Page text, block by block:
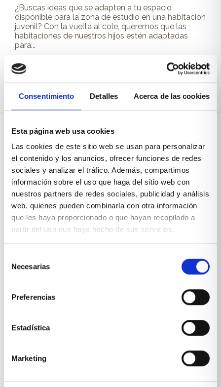
Consentimiento Detalles Acerca de las cookies
Esta página web usa cookies
Las cookies de este sitio web se usan para personalizar
el contenido y los anuncios, ofrecer funciones de redes
sociales y analizar el tráfico. Además, compartimos
información sobre el uso que haga del sitio web con
nuestros partners de redes sociales, publicidad y análisis
web, quienes pueden combinarla con otra información
que les haya proporcionado o que hayan recopilado a
partir del uso que haya hecho de sus servicios.
Necesarias
Preferencias
Estadística
Marketing
¿Buscas ideas que se adapten a tu espacio
disponible para la zona de estudio en una habitación
juvenil? Con la vuelta al cole, queremos que las
habitaciones de nuestros hijos estén adaptadas
para...
Leer más
Sobre Xíkara
Inicio
Blog
Reseñas Google
Carpintería a medida